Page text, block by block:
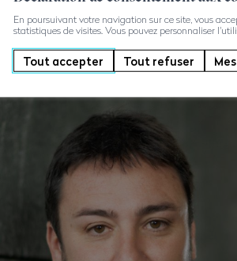
et de parer à toute nouvelle donne sans
En poursuivant votre navigation sur ce site, vous
statistiques de visites. Vous pouvez personnaliser
Tout accepter Tout refuser